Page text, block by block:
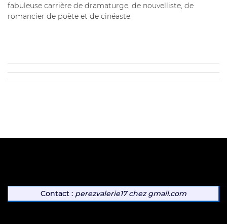
fabuleuse carrière de dramaturge, de nouvelliste, de
romancier de poète et de cinéaste.
Contact : perezvalerie17chezgmail.com